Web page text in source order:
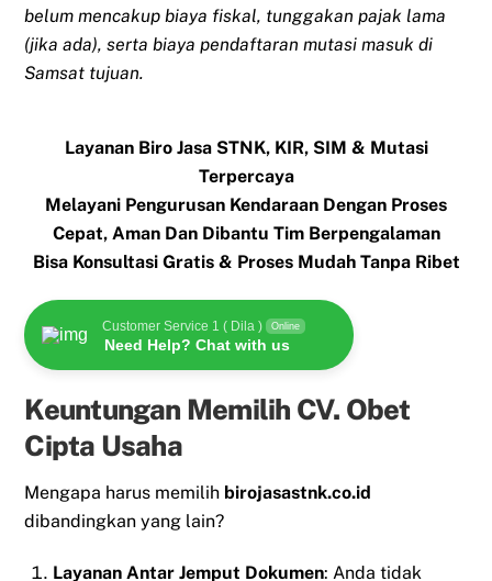
belum mencakup biaya fiskal, tunggakan pajak lama
(jika ada), serta biaya pendaftaran mutasi masuk di
Samsat tujuan.
Layanan Biro Jasa STNK, KIR, SIM & Mutasi
Terpercaya
Melayani Pengurusan Kendaraan Dengan Proses
Cepat, Aman Dan Dibantu Tim Berpengalaman
Bisa Konsultasi Gratis & Proses Mudah Tanpa Ribet
Customer Service 1 ( Dila ) Online
Need Help? Chat with us
Keuntungan Memilih CV. Obet
Cipta Usaha
Mengapa harus memilih birojasastnk.co.id
dibandingkan yang lain?
Layanan Antar Jemput Dokumen: Anda tidak